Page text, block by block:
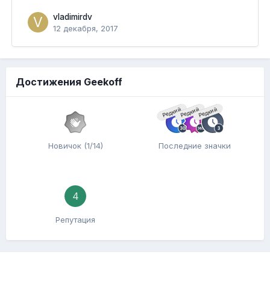
vladimirdv
12 декабря, 2017
Достижения Geekoff
Новичок (1/14)
РедкийРедкийРедкий
Последние значки
4
Репутация